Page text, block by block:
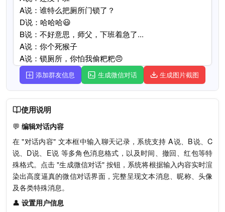
钥匙在前台，你自己找人拿下
迈克尔杰克・僧
谁去帮贫僧拿下？
师父，我去😃
迈克尔杰克・僧
关键时刻，还是八戒靠得住👍
猪八戒
不过，有个条件
添加群友信息 生成微信对话 生成图片截图
使用说明
💬 编辑对话内容
在 "对话内容" 文本框中输入聊天记录，系统支持 A说、B说、C
说、D说、E说 等多角色消息格式，以及时间、撤回、红包等特
殊格式。点击 "生成微信对话" 按钮，系统将根据输入内容实时渲
染出高度逼真的微信对话界面，完整呈现文本消息、昵称、头像
及各类特殊消息。
👤 设置用户信息